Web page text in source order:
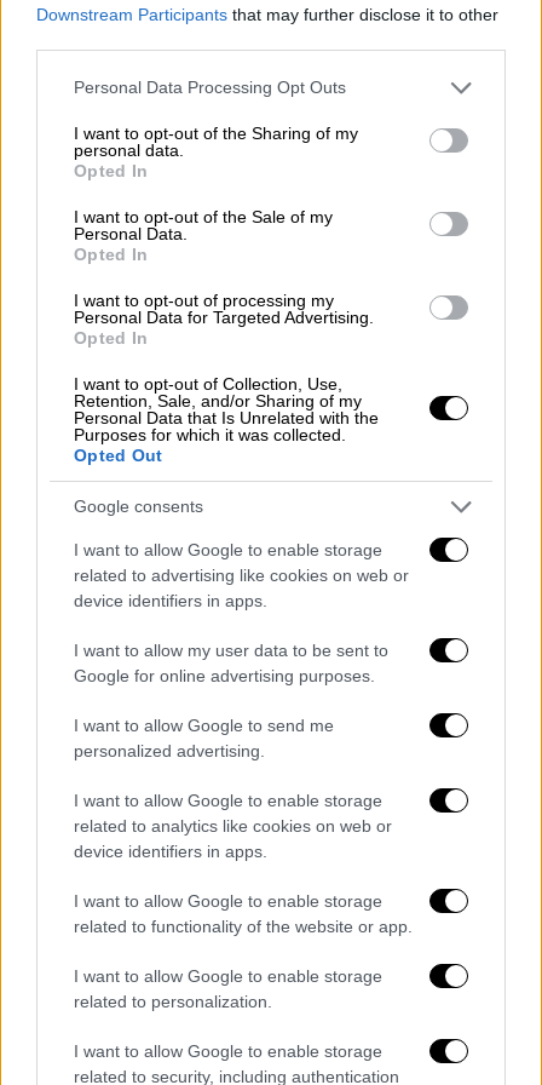
Downstream Participants that may further disclose it to other
Please note that this website/app uses one or more Google
not limited to your visit or usage behaviour. You may click to
grant or deny consent to Google and its third-party tags to
use your data for below specified purposes in below Google
consent section.
Personal Data Processing Opt Outs
I want to opt-out of the Sharing of my
personal data.
Opted In
I want to opt-out of the Sale of my
Personal Data.
Opted In
I want to opt-out of processing my
Personal Data for Targeted Advertising.
Opted In
I want to opt-out of Collection, Use,
Retention, Sale, and/or Sharing of my
Personal Data that Is Unrelated with the
Purposes for which it was collected.
Opted Out
Google consents
I want to allow Google to enable storage
related to advertising like cookies on web or
device identifiers in apps.
I want to allow my user data to be sent to
Google for online advertising purposes.
I want to allow Google to send me
personalized advertising.
I want to allow Google to enable storage
related to analytics like cookies on web or
device identifiers in apps.
I want to allow Google to enable storage
related to functionality of the website or app.
I want to allow Google to enable storage
related to personalization.
I want to allow Google to enable storage
related to security, including authentication
καθίσει, πλησιάζει το χέρι του, το μυρίζει
και κάθεται δίπλα του, δείχνοντας ότι θέλει
να ανέβει στην αγκαλιά του. Από τη στιγμή
που θα ανέβει, «πιάνει δουλειά».
«Ενώ εκτός ιατρείου μπορεί να είναι
επιφυλακτική και να μην πλησιάζει εύκολα
ανθρώπους, μόλις καθίσει κάποιος στην
οδοντιατρική καρέκλα, καταλαβαίνει ότι
τώρα δουλεύουμε και ακολουθεί μόνη της
όλο το πρωτόκολλο. Κατά τη διάρκεια της
αυτή διαρκέσει.Όταν τελειώσει η
διαδικασία, είτε ακούγοντας από μένα το “
Άριελ κατέβα”, είτε μόλις αφαιρεθεί το
προστατευτικό κάλυμμα από τον ασθενή,
καταλαβαίνει ότι τελειώσαμε και κατεβαίνει
μόνη της», λέει η οδοντίατρος.
Ο ασθενής μπορεί να τη χαϊδεύει ή απλώς να
την ακουμπά -ό,τι τον κάνει να νιώθει άνετα.
Κάθε άνθρωπος, εξάλλου, όπως λέει η
με την ένεση, άλλος με τον τροχό και άλλος
με το που θα κατέβει ή θα ανέβει η
οδοντιατρική καρέκλα.
«Ακόμη κι όταν το άγχος δεν είναι εμφανές
αντιλαμβάνεται την αλλαγή στο σώμα και
αρχίζει να γλείφει σημεία, όπως ο καρπός
και ο αγκώνας. Όταν ο ασθενής ηρεμήσει,
σταματά. Αυτό είναι το σημάδι ότι το στρες
Μποζαγλυκίδου.